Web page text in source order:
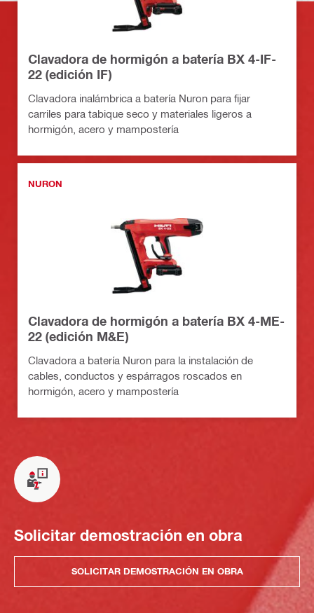
Clavadora de hormigón a batería BX 4-IF-
22 (edición IF)
Clavadora inalámbrica a batería Nuron para fijar
carriles para tabique seco y materiales ligeros a
hormigón, acero y mampostería
NURON
Clavadora de hormigón a batería BX 4-ME-
22 (edición M&E)
Clavadora a batería Nuron para la instalación de
cables, conductos y espárragos roscados en
hormigón, acero y mampostería
Solicitar demostración en obra
SOLICITAR DEMOSTRACIÓN EN OBRA